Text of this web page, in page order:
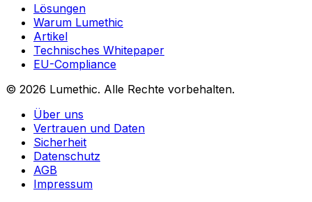
Lösungen
Warum Lumethic
Artikel
Technisches Whitepaper
EU-Compliance
© 2026 Lumethic. Alle Rechte vorbehalten.
Über uns
Vertrauen und Daten
Sicherheit
Datenschutz
AGB
Impressum